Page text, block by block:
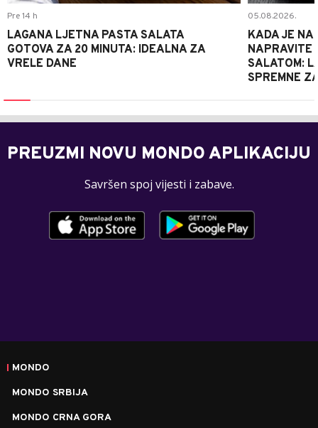
Pre 14 h
LAGANA LJETNA PASTA SALATA
GOTOVA ZA 20 MINUTA: IDEALNA ZA
VRELE DANE
05.08.2026.
KADA JE
NAPRAVITE
SALATOM:
SPREMNE
PREUZMI NOVU MONDO APLIKACIJU
Savršen spoj vijesti i zabave.
MONDO
MONDO SRBIJA
MONDO CRNA GORA